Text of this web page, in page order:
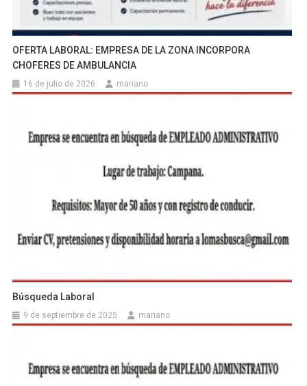
OFERTA LABORAL: EMPRESA DE LA ZONA INCORPORA
CHOFERES DE AMBULANCIA
16 de julio de 2026 mariano
Búsqueda Laboral
9 de septiembre de 2025 mariano